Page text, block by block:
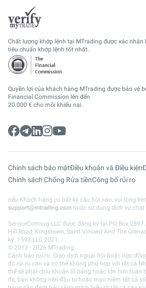
Chất lượng khớp lệnh tại MTrading được xác nhận
tiêu chuẩn khớp lệnh tốt nhất.
Quyền lợi của khách hàng MTrading được bảo vệ
Financial Commission lên đến
20.000 € cho mỗi khiếu nại.
Chính sách bảo mậtĐiều khoản và Điều kiện
Chính sách Chống Rửa tiềnCông bố rủi ro
nếu Khách hàng có bất kỳ câu hỏi nào, vui lòng
support@mtrading.com hoặc sử dụng dịch vụ chat
ServiceComsvg LLC được đăng ký tại PO Box
Hill Road, Kingstown, Saint Vincent And The
ký: 1593 LLC 2021.
© 2013 - 2026 MTrading
Cảnh báo rủi ro: Giao dịch ngoại hối hoặc hợp
độ rủi ro cao và có thể không phù hợp với tất cả
thể sẽ phải chịu khoản lỗ bằng hoặc lớn hơn toàn
đó, bạn không nên đầu tư hoặc mạo hiểm tất cả